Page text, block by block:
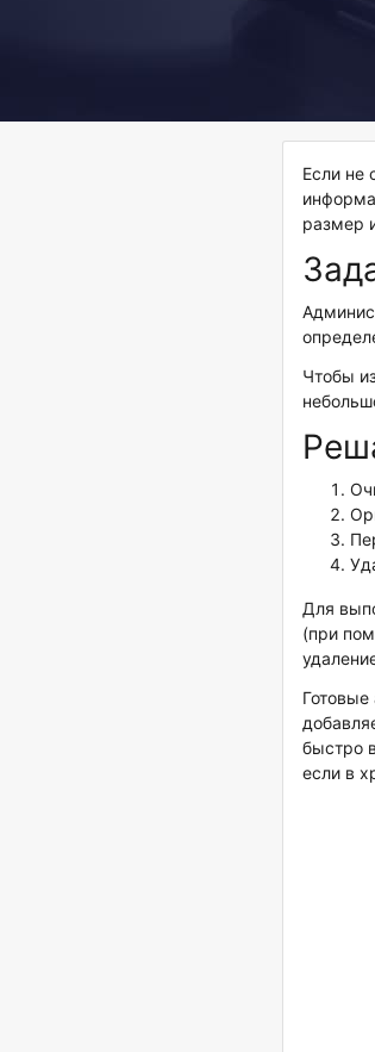
Если не
размер
Чтобы
Для
(при
быстро
если в